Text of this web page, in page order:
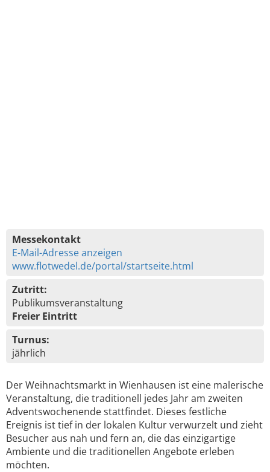
Messekontakt
E-Mail-Adresse anzeigen
www.flotwedel.de/portal/startseite.html
Zutritt:
Publikumsveranstaltung
Freier Eintritt
Turnus:
jährlich
Der Weihnachtsmarkt in Wienhausen ist eine malerische
Veranstaltung, die traditionell jedes Jahr am zweiten
Adventswochenende stattfindet. Dieses festliche
Ereignis ist tief in der lokalen Kultur verwurzelt und zieht
Besucher aus nah und fern an, die das einzigartige
Ambiente und die traditionellen Angebote erleben
möchten.